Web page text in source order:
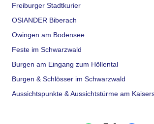
Freiburger Stadtkurier
OSIANDER Biberach
Owingen am Bodensee
Feste im Schwarzwald
Burgen am Eingang zum Höllental
Burgen & Schlösser im Schwarzwald
Aussichtspunkte & Aussichtstürme am